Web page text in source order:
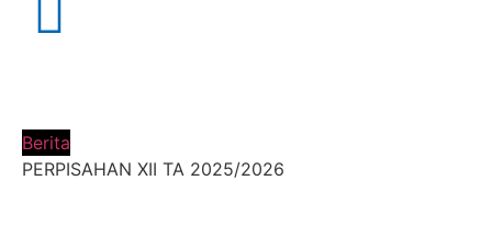
Berita
PERPISAHAN XII TA 2025/2026